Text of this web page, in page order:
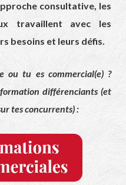
consultative, les
travaillent avec les
besoins et leurs défis.
ou tu es commercial(e) ?
différenciants (et
tes concurrents) :